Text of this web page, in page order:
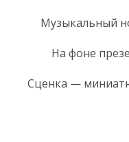
Музыкальный
На фоне
Сценка —